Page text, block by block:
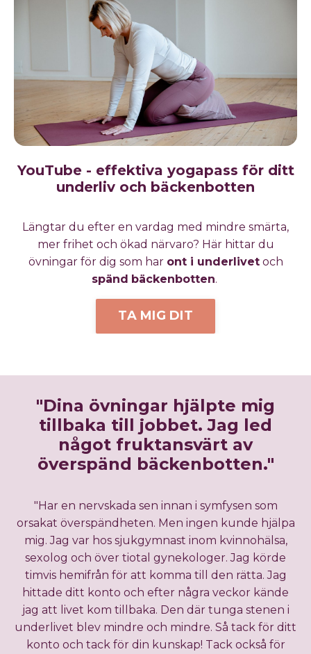
YouTube - effektiva yogapass för ditt
underliv och bäckenbotten
Längtar du efter en vardag med mindre smärta,
mer frihet och ökad närvaro? Här hittar du
övningar för dig som har ont i underlivetoch
spänd bäckenbotten.
TA MIG DIT
"Dina övningar hjälpte mig
tillbaka till jobbet. Jag led
något fruktansvärt av
överspänd bäckenbotten."
"Har en nervskada sen innan i symfysen som
orsakat överspändheten. Men ingen kunde hjälpa
mig. Jag var hos sjukgymnast inom kvinnohälsa,
sexolog och över tiotal gynekologer. Jag körde
timvis hemifrån för att komma till den rätta. Jag
hittade ditt konto och efter några veckor kände
jag att livet kom tillbaka. Den där tunga stenen i
underlivet blev mindre och mindre. Så tack för ditt
konto och tack för din kunskap! Tack också för